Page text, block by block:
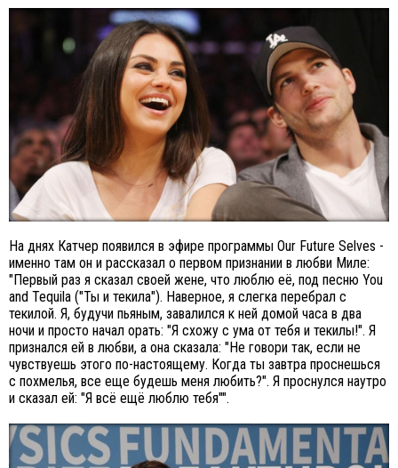
На днях Катчер появился в эфире программы Our Future Selves -
именно там он и рассказал о первом признании в любви Миле:
"Первый раз я сказал своей жене, что люблю её, под песню You
and Tequila ("Ты и текила"). Наверное, я слегка перебрал с
текилой. Я, будучи пьяным, завалился к ней домой часа в два
ночи и просто начал орать: "Я схожу с ума от тебя и текилы!". Я
признался ей в любви, а она сказала: "Не говори так, если не
чувствуешь этого по-настоящему. Когда ты завтра проснешься
с похмелья, все еще будешь меня любить?". Я проснулся наутро
и сказал ей: "Я всё ещё люблю тебя"".